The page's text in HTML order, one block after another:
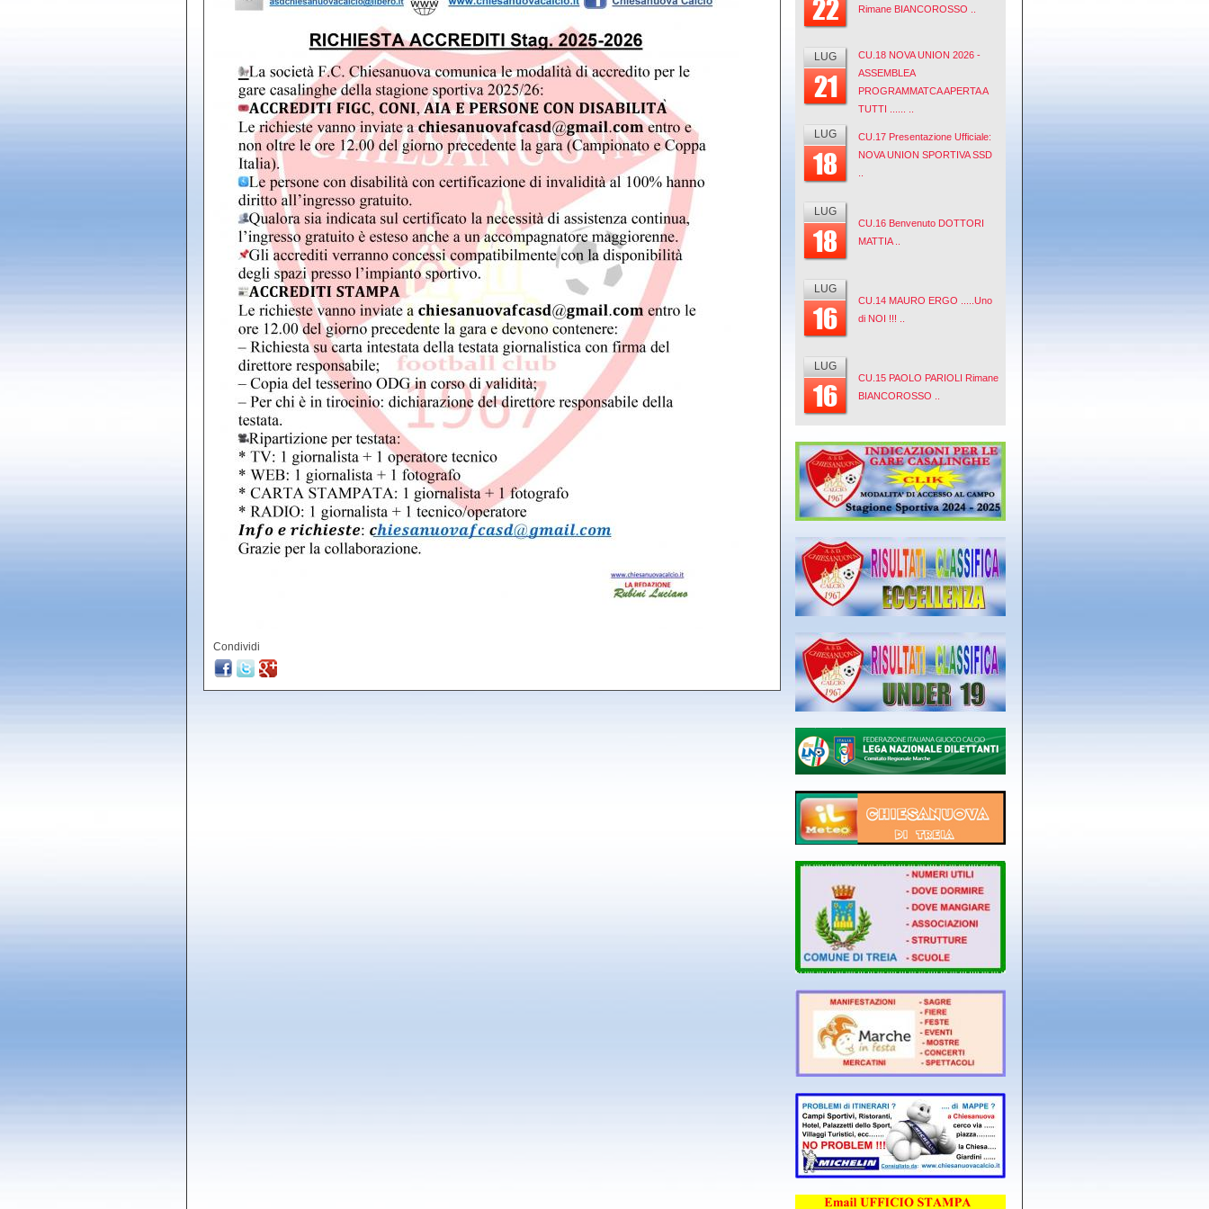
Condividi
22 Rimane BIANCOROSSO ..
LUG
21
CU.18 NOVA UNION 2026 -
ASSEMBLEA
PROGRAMMATCA APERTA A
TUTTI ...... ..
LUG
18
CU.17 Presentazione Ufficiale:
NOVA UNION SPORTIVA SSD
LUG
18
CU.16 Benvenuto DOTTORI
MATTIA ..
LUG
16
CU.14 MAURO ERGO .....Uno
di NOI !!! ..
LUG
16
CU.15 PAOLO PARIOLI Rimane
BIANCOROSSO ..